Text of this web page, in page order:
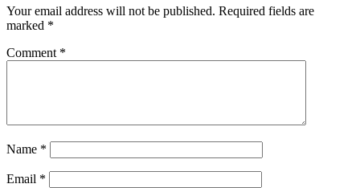
Your email address will not be published. Required fields are
marked *
Comment *
Name *
Email *